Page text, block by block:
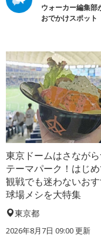
ウォーカー編集部
おでかけスポット
東京ドームはさなが
テーマパーク！はじ
観戦でも迷わないお
球場メシを大特集
東京都
2026年8月7日 09:00更新